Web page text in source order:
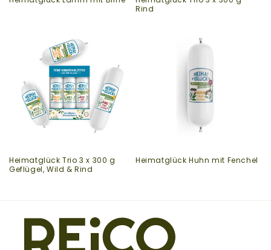
Rind
Heimatglück Trio 3 x 300 g
Geflügel, Wild & Rind
Heimatglück Huhn mit Fenchel